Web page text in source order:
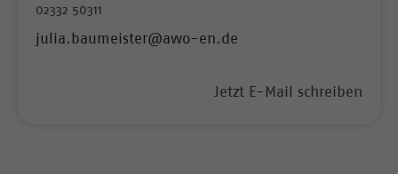
02332 50311
julia.baumeister@awo-en.de
Jetzt E-Mail schreiben